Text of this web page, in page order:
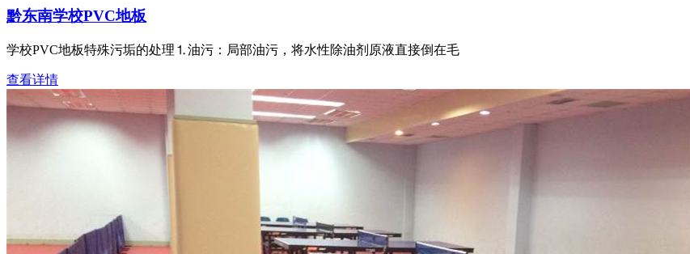
黔东南学校PVC地板
学校PVC地板特殊污垢的处理⒈油污：局部油污，将水性除油剂原液直接倒在毛
查看详情